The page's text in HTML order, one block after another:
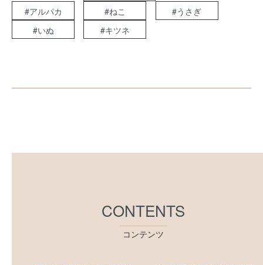
#アルパカ #ねこ
#うさぎ
#いぬ
#キツネ
CONTENTS
コンテンツ